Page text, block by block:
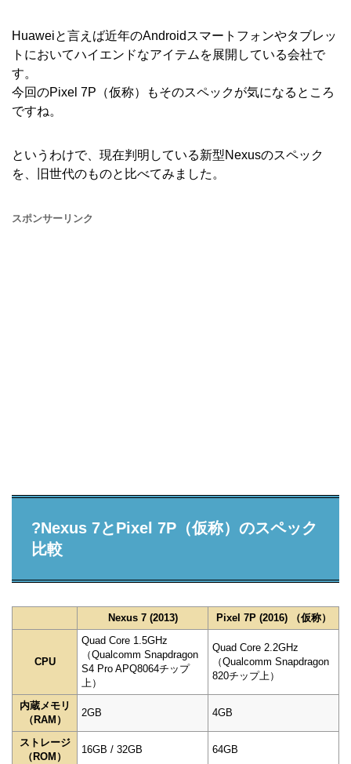
Huaweiと言えば近年のAndroidスマートフォンやタブレッ
トにおいてハイエンドなアイテムを展開している会社で
す。
今回のPixel 7P（仮称）もそのスペックが気になるところ
ですね。
というわけで、現在判明している新型Nexusのスペック
を、旧世代のものと比べてみました。
スポンサーリンク
?Nexus 7とPixel 7P（仮称）のスペック
比較
Nexus 7 (2013) Pixel 7P (2016) （仮称）
CPU
Quad Core 1.5GHz
（Qualcomm Snapdragon
S4 Pro APQ8064チップ
上）
Quad Core 2.2GHz
（Qualcomm Snapdragon
820チップ上）
内蔵メモリ
（RAM）
2GB 4GB
ストレージ
（ROM）
16GB / 32GB 64GB